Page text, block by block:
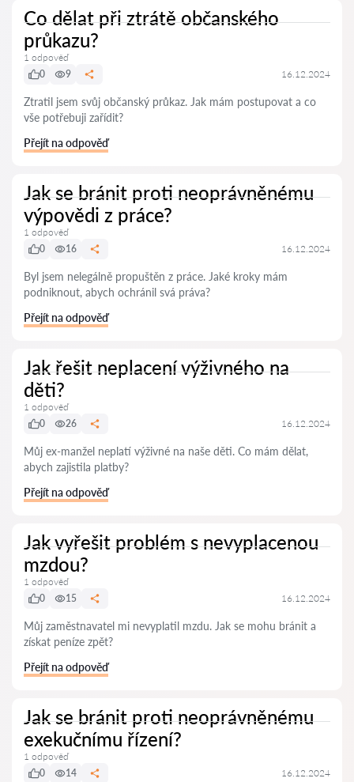
Co dělat při ztrátě občanského
průkazu?
1 odpověď
0
9 16.12.2024
Ztratil jsem svůj občanský průkaz. Jak mám postupovat a co
vše potřebuji zařídit?
Přejít na odpověď
Jak se bránit proti neoprávněnému
výpovědi z práce?
1 odpověď
0
16 16.12.2024
Byl jsem nelegálně propuštěn z práce. Jaké kroky mám
podniknout, abych ochránil svá práva?
Přejít na odpověď
Jak řešit neplacení výživného na
děti?
1 odpověď
0
26 16.12.2024
Můj ex-manžel neplatí výživné na naše děti. Co mám dělat,
abych zajistila platby?
Přejít na odpověď
Jak vyřešit problém s nevyplacenou
mzdou?
1 odpověď
0
15 16.12.2024
Můj zaměstnavatel mi nevyplatil mzdu. Jak se mohu bránit a
získat peníze zpět?
Přejít na odpověď
Jak se bránit proti neoprávněnému
exekučnímu řízení?
1 odpověď
0
14 16.12.2024